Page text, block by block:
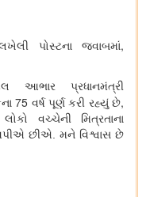
પોસ્ટના જવાબમાં,
આભાર પ્રધાનમંત્રી
75 વર્ષ પૂર્ણ કરી રહ્યું છે,
વચ્ચેની મિત્રતાના
છીએ. મને વિશ્વાસ છે